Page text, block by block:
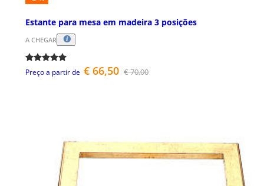
Estante para mesa em madeira 3 posições
A CHEGAR
Preço a partir de € 66,50 € 70,00